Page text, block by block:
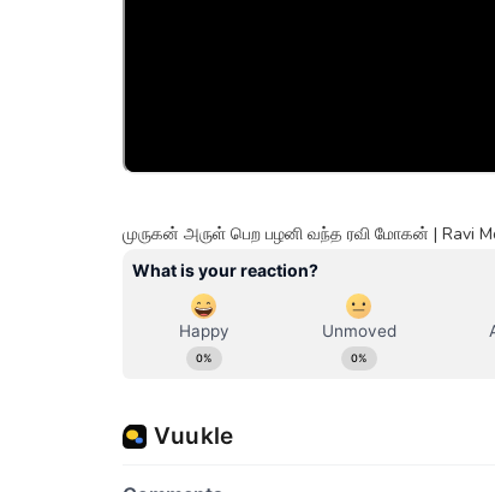
முருகன் அருள் பெற பழனி வந்த ரவி மோகன் | Ravi